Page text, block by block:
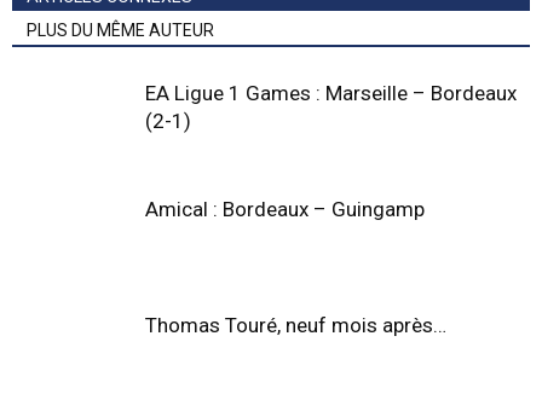
PLUS DU MÊME AUTEUR
EA Ligue 1 Games : Marseille – Bordeaux
(2-1)
Amical : Bordeaux – Guingamp
Thomas Touré, neuf mois après…